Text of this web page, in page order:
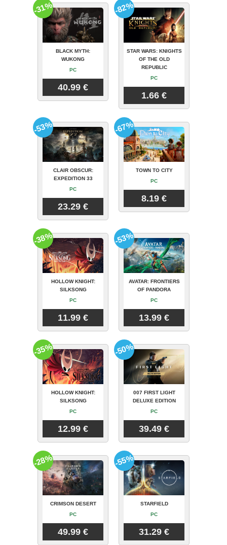
BLACK MYTH:
WUKONG
PC
40.99 €
-31%
STAR WARS: KNIGHTS
OF THE OLD
REPUBLIC
PC
1.66 €
-82%
CLAIR OBSCUR:
EXPEDITION 33
PC
23.29 €
-53%
TOWN TO CITY
PC
8.19 €
-67%
HOLLOW KNIGHT:
SILKSONG
PC
11.99 €
-38%
AVATAR: FRONTIERS
OF PANDORA
PC
13.99 €
-53%
HOLLOW KNIGHT:
SILKSONG
PC
12.99 €
-35%
007 FIRST LIGHT
DELUXE EDITION
PC
39.49 €
-50%
CRIMSON DESERT
PC
49.99 €
-28%
STARFIELD
PC
31.29 €
-55%